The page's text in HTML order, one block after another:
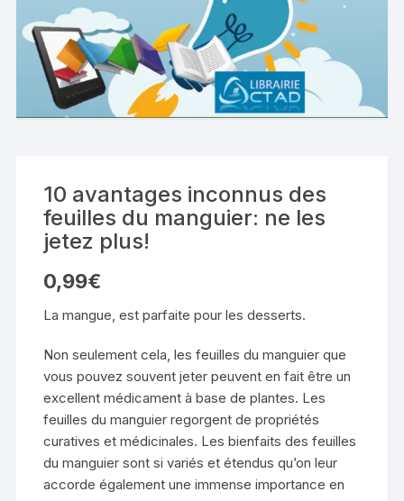
10 avantages inconnus des
feuilles du manguier: ne les
jetez plus!
0,99€
La mangue, est parfaite pour les desserts.
Non seulement cela, les feuilles du manguier que
vous pouvez souvent jeter peuvent en fait être un
excellent médicament à base de plantes. Les
feuilles du manguier regorgent de propriétés
curatives et médicinales. Les bienfaits des feuilles
du manguier sont si variés et étendus qu’on leur
accorde également une immense importance en